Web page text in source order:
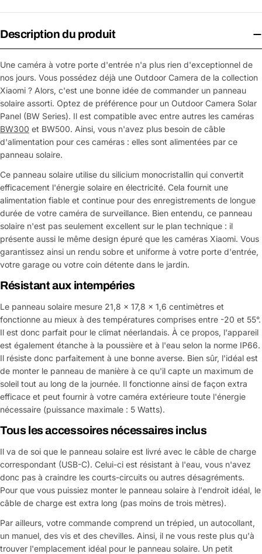
Description du produit
Une caméra à votre porte d'entrée n'a plus rien d'exceptionnel de
nos jours. Vous possédez déjà une Outdoor Camera de la collection
Xiaomi ? Alors, c'est une bonne idée de commander un panneau
solaire assorti. Optez de préférence pour un Outdoor Camera Solar
Panel (BW Series). Il est compatible avec entre autres les caméras
BW300 et BW500. Ainsi, vous n'avez plus besoin de câble
d'alimentation pour ces caméras : elles sont alimentées par ce
panneau solaire.
Ce panneau solaire utilise du silicium monocristallin qui convertit
efficacement l'énergie solaire en électricité. Cela fournit une
alimentation fiable et continue pour des enregistrements de longue
durée de votre caméra de surveillance. Bien entendu, ce panneau
solaire n'est pas seulement excellent sur le plan technique : il
présente aussi le même design épuré que les caméras Xiaomi. Vous
garantissez ainsi un rendu sobre et uniforme à votre porte d'entrée,
votre garage ou votre coin détente dans le jardin.
Résistant aux intempéries
Le panneau solaire mesure 21,8 x 17,8 x 1,6 centimètres et
fonctionne au mieux à des températures comprises entre -20 et 55°.
Il est donc parfait pour le climat néerlandais. À ce propos, l'appareil
est également étanche à la poussière et à l'eau selon la norme IP66.
Il résiste donc parfaitement à une bonne averse. Bien sûr, l'idéal est
de monter le panneau de manière à ce qu'il capte un maximum de
soleil tout au long de la journée. Il fonctionne ainsi de façon extra
efficace et peut fournir à votre caméra extérieure toute l'énergie
nécessaire (puissance maximale : 5 Watts).
Tous les accessoires nécessaires inclus
Il va de soi que le panneau solaire est livré avec le câble de charge
correspondant (USB-C). Celui-ci est résistant à l'eau, vous n'avez
donc pas à craindre les courts-circuits ou autres désagréments.
Pour que vous puissiez monter le panneau solaire à l'endroit idéal, le
câble de charge est extra long (pas moins de trois mètres).
Par ailleurs, votre commande comprend un trépied, un autocollant,
un manuel, des vis et des chevilles. Ainsi, il ne vous reste plus qu'à
trouver l'emplacement idéal pour le panneau solaire. Un petit